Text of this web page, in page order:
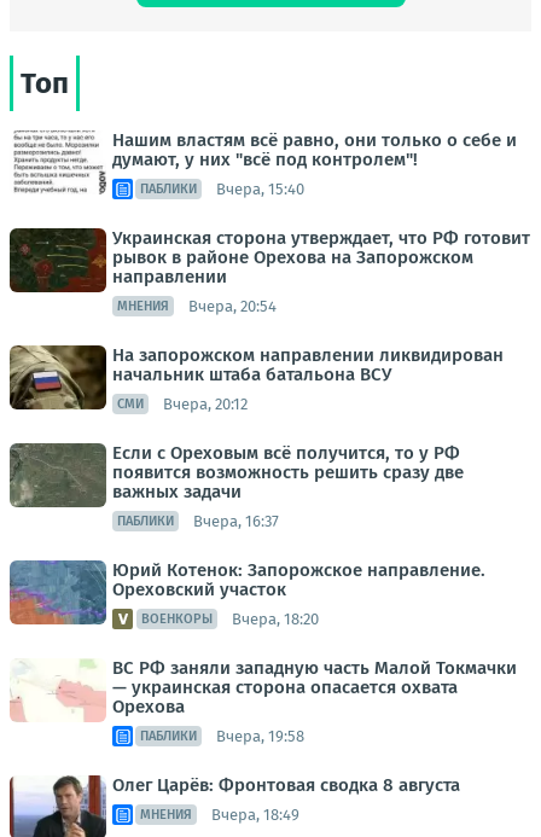
Топ
Нашим властям всё равно, они только о себе и
думают, у них "всё под контролем"!
ПАБЛИКИ Вчера, 15:40
Украинская сторона утверждает, что РФ готовит
рывок в районе Орехова на Запорожском
направлении
МНЕНИЯ Вчера, 20:54
На запорожском направлении ликвидирован
начальник штаба батальона ВСУ
СМИ Вчера, 20:12
Если с Ореховым всё получится, то у РФ
появится возможность решить сразу две
важных задачи
ПАБЛИКИ Вчера, 16:37
Юрий Котенок: Запорожское направление.
Ореховский участок
ВОЕНКОРЫ Вчера, 18:20
ВС РФ заняли западную часть Малой Токмачки
— украинская сторона опасается охвата
Орехова
ПАБЛИКИ Вчера, 19:58
Олег Царёв: Фронтовая сводка 8 августа
МНЕНИЯ Вчера, 18:49